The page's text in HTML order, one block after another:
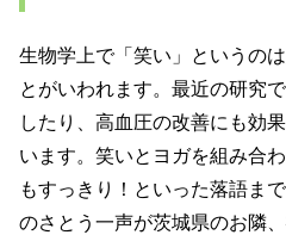
生物学上で「笑い」というの
とがいわれます。最近の研究
したり、高血圧の改善にも効
いま­す。笑いとヨガを組み合
もすっきり！といった落語ま
のさとう一声が茨城県のお隣、